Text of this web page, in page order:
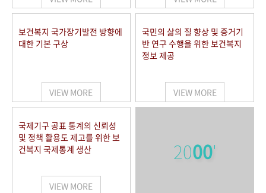
보건복지 국가장기발전 방향에
대한 기본 구상
VIEW MORE
국민의 삶의 질 향상 및 증거기
반 연구 수행을 위한 보건복지
정보 제공
VIEW MORE
국제기구 공표 통계의 신뢰성
및 정책 활용도 제고를 위한 보
건복지 국제통계 생산
VIEW MORE
2000'